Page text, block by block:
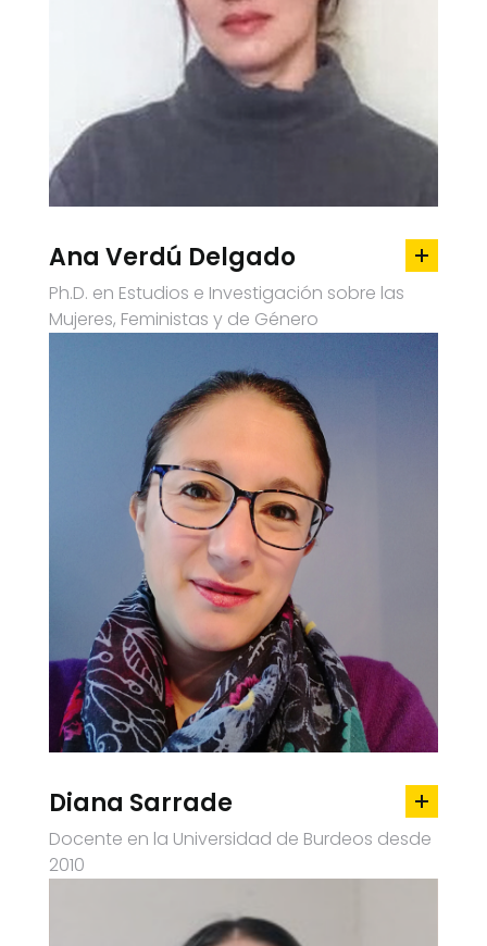
Ana Verdú Delgado
Ph.D. en Estudios e Investigación sobre las
Mujeres, Feministas y de Género
Diana Sarrade
Docente en la Universidad de Burdeos desde
2010